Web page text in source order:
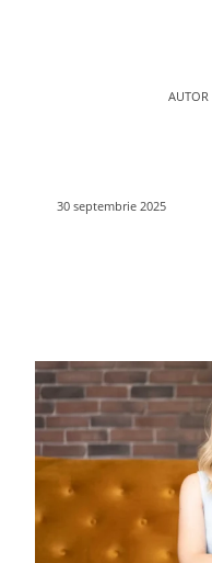
AUTOR
30 septembrie 2025